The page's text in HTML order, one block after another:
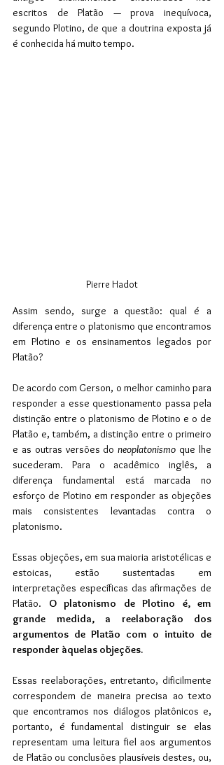
escritos de Platão — prova inequívoca,
segundo Plotino, de que a doutrina exposta já
é conhecida há muito tempo.
Pierre Hadot
Assim sendo, surge a questão: qual é a
diferença entre o platonismo que encontramos
em Plotino e os ensinamentos legados por
Platão?
De acordo com Gerson, o melhor caminho para
responder a esse questionamento passa pela
distinção entre o platonismo de Plotino e o de
Platão e, também, a distinção entre o primeiro
e as outras versões do neoplatonismo que lhe
sucederam. Para o acadêmico inglês, a
diferença fundamental está marcada no
esforço de Plotino em responder as objeções
mais consistentes levantadas contra o
platonismo.
Essas objeções, em sua maioria aristotélicas e
estoicas, estão sustentadas em
interpretações específicas das afirmações de
Platão. O platonismo de Plotino é, em
grande medida, a reelaboração dos
argumentos de Platão com o intuito de
responder àquelas objeções.
Essas reelaborações, entretanto, dificilmente
correspondem de maneira precisa ao texto
que encontramos nos diálogos platônicos e,
portanto, é fundamental distinguir se elas
representam uma leitura fiel aos argumentos
de Platão ou conclusões plausíveis destes, ou,